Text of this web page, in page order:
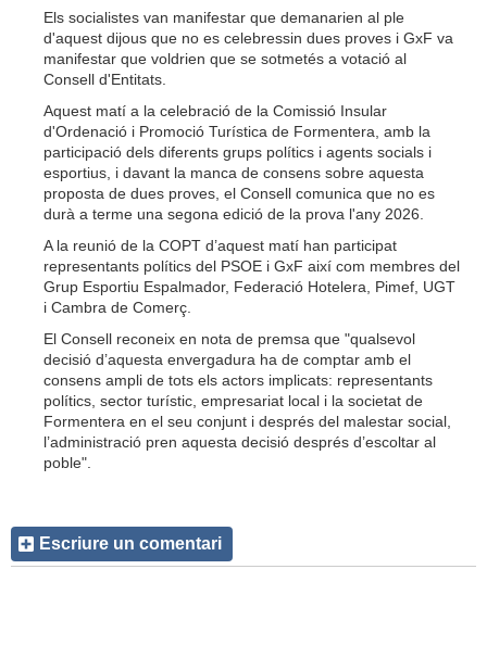
Els socialistes van manifestar que demanarien al ple
d'aquest dijous que no es celebressin dues proves i GxF va
manifestar que voldrien que se sotmetés a votació al
Consell d'Entitats.
Aquest matí a la celebració de la Comissió Insular
d'Ordenació i Promoció Turística de Formentera, amb la
participació dels diferents grups polítics i agents socials i
esportius, i davant la manca de consens sobre aquesta
proposta de dues proves, el Consell comunica que no es
durà a terme una segona edició de la prova l'any 2026.
A la reunió de la COPT d’aquest matí han participat
representants polítics del PSOE i GxF així com membres del
Grup Esportiu Espalmador, Federació Hotelera, Pimef, UGT
i Cambra de Comerç.
El Consell reconeix en nota de premsa que "qualsevol
decisió d’aquesta envergadura ha de comptar amb el
consens ampli de tots els actors implicats: representants
polítics, sector turístic, empresariat local i la societat de
Formentera en el seu conjunt i després del malestar social,
l’administració pren aquesta decisió després d’escoltar al
poble".
Escriure un comentari